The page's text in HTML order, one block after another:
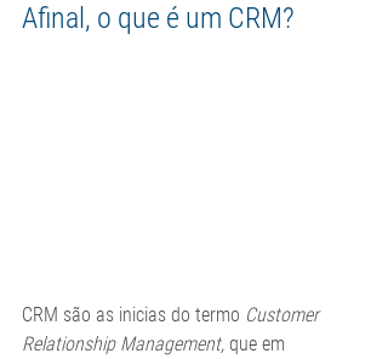
Afinal, o que é um CRM?
CRM são as inicias do termo Customer
Relationship Management, que em